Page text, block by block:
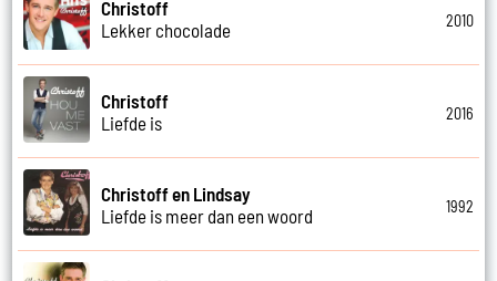
Christoff
Lekker chocolade
2010
Christoff
Liefde is
2016
Christoff en Lindsay
Liefde is meer dan een woord
1992